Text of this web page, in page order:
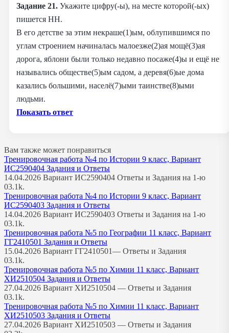
Задание 21. Укажите цифру(-ы), на месте которой(-ых)
пишется НН.
В его детстве за этим некраше(1)ым, облупившимся по
углам строением начиналась малоезже(2)ая мощё(3)ая
дорога, яблони были только недавно посаже(4)ы и ещё не
назывались обществе(5)ым садом, а деревя(6)ые дома
казались большими, населё(7)ыми таинстве(8)ыми
людьми.
Показать ответ
Вам также может понравиться
Тренировочная работа №4 по Истории 9 класс, Вариант
ИС2590404 Задания и Ответы
14.04.2026 Вариант ИС2590404 Ответы и Задания на 1-ю
03.1k.
Тренировочная работа №4 по Истории 9 класс, Вариант
ИС2590403 Задания и Ответы
14.04.2026 Вариант ИС2590403 Ответы и Задания на 1-ю
03.1k.
Тренировочная работа №5 по Географии 11 класс, Вариант
ГГ2410501 Задания и Ответы
15.04.2026 Вариант ГГ2410501— Ответы и Задания
03.1k.
Тренировочная работа №5 по Химии 11 класс, Вариант
ХИ2510504 Задания и Ответы
27.04.2026 Вариант ХИ2510504 — Ответы и Задания
03.1k.
Тренировочная работа №5 по Химии 11 класс, Вариант
ХИ2510503 Задания и Ответы
27.04.2026 Вариант ХИ2510503 — Ответы и Задания